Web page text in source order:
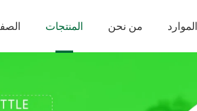
المنتجات من نحن الموارد